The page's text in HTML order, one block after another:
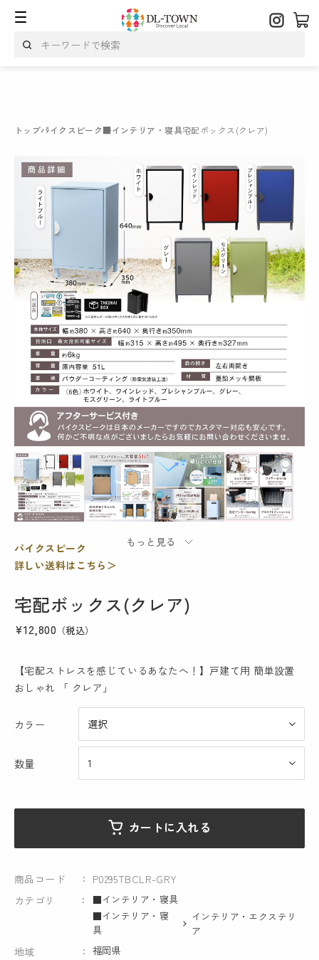
トップパイクスピーク■インテリア・寝具宅配ボックス(クレア)
パイクスピーク
詳しい送料はこちら＞
宅配ボックス(クレア)
¥12,800（税込）
【宅配ストレスを感じているあなたへ！】戸建て用 簡単設置
おしゃれ 「 クレア」
カラー
数量
カートに入れる
商品コード
P0295TBCLR-GRY
カテゴリ
■インテリア・寝具
■インテリア・寝
具
インテリア・エクステリ
ア
地域 福岡県